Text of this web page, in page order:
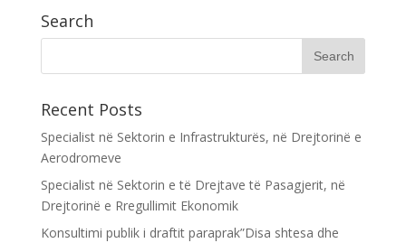
Search
Recent Posts
Specialist në Sektorin e Infrastrukturës, në Drejtorinë e
Aerodromeve
Specialist në Sektorin e të Drejtave të Pasagjerit, në
Drejtorinë e Rregullimit Ekonomik
Konsultimi publik i draftit paraprak”Disa shtesa dhe